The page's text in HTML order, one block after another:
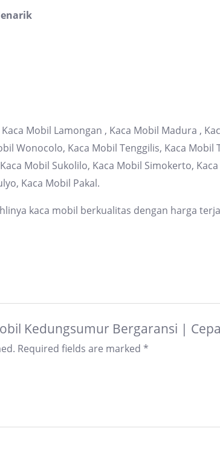
Mobil Lamongan , Kaca Mobil Madura ,
Wonocolo, Kaca Mobil Tenggilis, Kaca Mobil
Mobil Sukolilo, Kaca Mobil Simokerto,
Kaca Mobil Pakal.
kaca mobil berkualitas dengan harga
Kedungsumur Bergaransi |
Required fields are marked *